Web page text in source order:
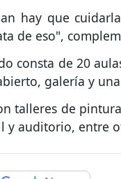
hay que
de eso",
consta de 20
galería y
talleres de
y auditorio, entre